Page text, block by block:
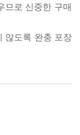
므로 신중한 구매
않도록 완충 포장